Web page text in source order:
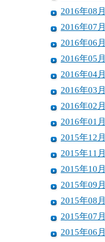
2016年08月
2016年07月
2016年06月
2016年05月
2016年04月
2016年03月
2016年02月
2016年01月
2015年12月
2015年11月
2015年10月
2015年09月
2015年08月
2015年07月
2015年06月